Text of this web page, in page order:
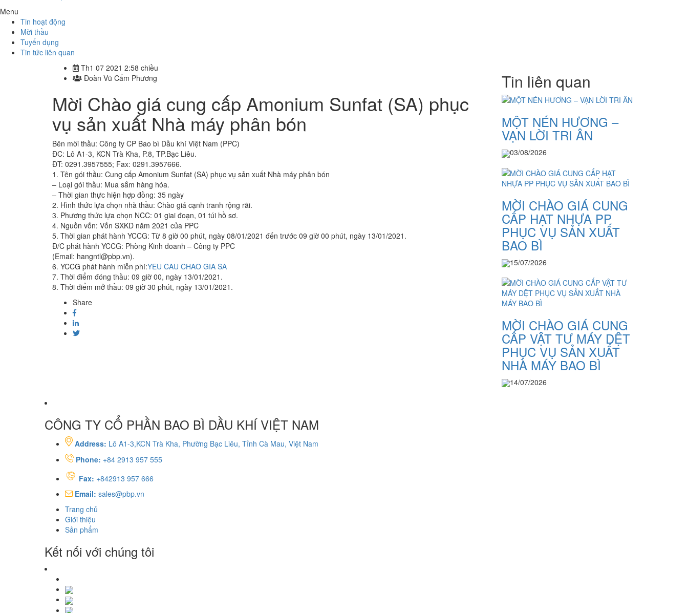
Menu
Tin hoạt động
Mời thầu
Tuyển dụng
Tin tức liên quan
Th1 07 2021 2:58 chiều
Đoàn Vũ Cẩm Phương
Mời Chào giá cung cấp Amonium Sunfat (SA) phục
vụ sản xuất Nhà máy phân bón
Bên mời thầu: Công ty CP Bao bì Dầu khí Việt Nam (PPC)
ĐC: Lô A1-3, KCN Trà Kha, P.8, TP.Bạc Liêu.
ĐT: 0291.3957555; Fax: 0291.3957666.
1. Tên gói thầu: Cung cấp Amonium Sunfat (SA) phục vụ sản xuất Nhà máy phân bón
– Loại gói thầu: Mua sắm hàng hóa.
– Thời gian thực hiện hợp đồng: 35 ngày
2. Hình thức lựa chọn nhà thầu: Chào giá cạnh tranh rộng rãi.
3. Phương thức lựa chọn NCC: 01 giai đoạn, 01 túi hồ sơ.
4. Nguồn vốn: Vốn SXKD năm 2021 của PPC
5. Thời gian phát hành YCCG: Từ 8 giờ 00 phút, ngày 08/01/2021 đến trước 09 giờ 00 phút, ngày 13/01/2021.
Đ/C phát hành YCCG: Phòng Kinh doanh – Công ty PPC
(Email: hangntl@pbp.vn).
6. YCCG phát hành miễn phí:YEU CAU CHAO GIA SA
7. Thời điểm đóng thầu: 09 giờ 00, ngày 13/01/2021.
8. Thời điểm mở thầu: 09 giờ 30 phút, ngày 13/01/2021.
Share
Tin liên quan
MỘT NÉN HƯƠNG –
VẠN LỜI TRI ÂN
03/08/2026
MỜI CHÀO GIÁ CUNG
CẤP HẠT NHỰA PP
PHỤC VỤ SẢN XUẤT
BAO BÌ
15/07/2026
MỜI CHÀO GIÁ CUNG
CẤP VẬT TƯ MÁY DỆT
PHỤC VỤ SẢN XUẤT
NHÀ MÁY BAO BÌ
14/07/2026
CÔNG TY CỔ PHẦN BAO BÌ DẦU KHÍ VIỆT NAM
Address: Lô A1-3,KCN Trà Kha, Phường Bạc Liêu, Tỉnh Cà Mau, Việt Nam
Phone: +84 2913 957 555
Fax: +842913 957 666
Email: sales@pbp.vn
Trang chủ
Giới thiệu
Sản phẩm
Kết nối với chúng tôi